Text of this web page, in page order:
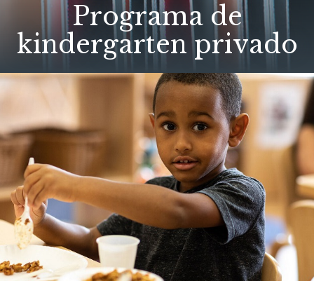
Programa de
kindergarten privado